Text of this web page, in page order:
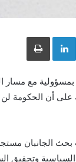
LinkedInطباعة
بمسؤولية مع
أن الحكومة
الجانبان
السياسية وتحقيق